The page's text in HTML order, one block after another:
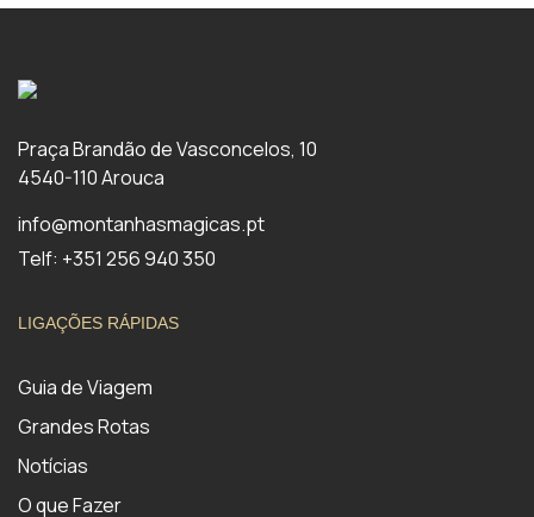
Praça Brandão de Vasconcelos, 10
4540-110 Arouca
info@montanhasmagicas.pt
Telf: +351 256 940 350
LIGAÇÕES RÁPIDAS
Guia de Viagem
Grandes Rotas
Notícias
O que Fazer